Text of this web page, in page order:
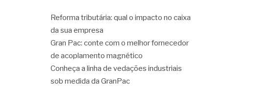
Reforma tributária: qual o impacto no caixa
da sua empresa
Gran Pac: conte com o melhor fornecedor
de acoplamento magnético
Conheça a linha de vedações industriais
sob medida da GranPac